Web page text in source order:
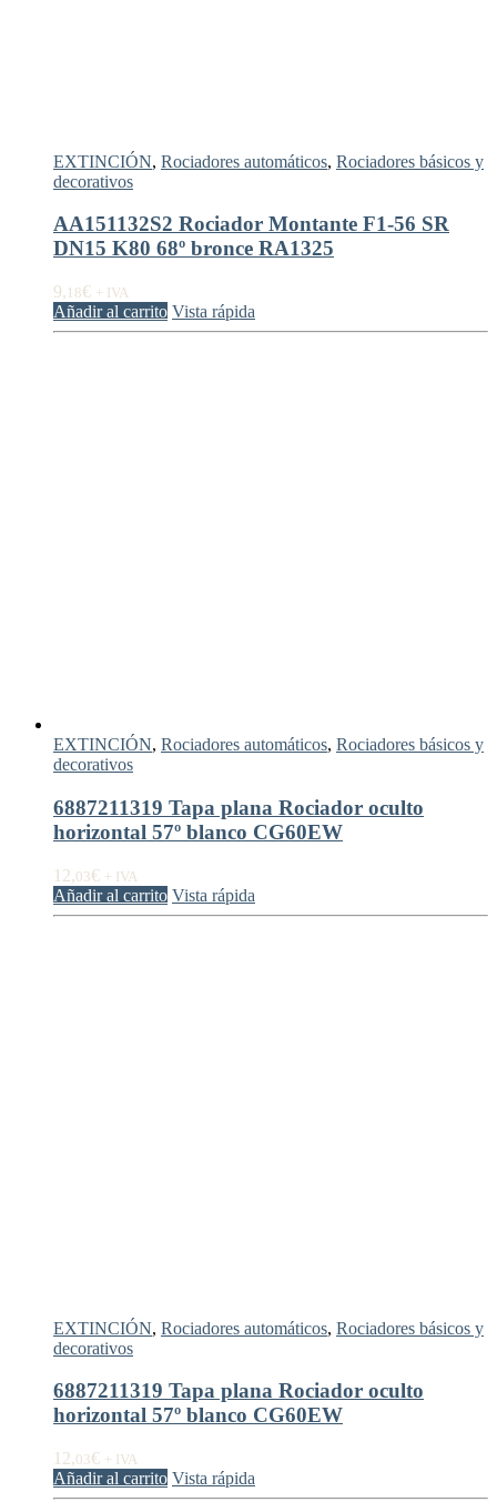
EXTINCIÓN, Rociadores automáticos, Rociadores básicos y
decorativos
AA151132S2 Rociador Montante F1-56 SR
DN15 K80 68º bronce RA1325
9, 18€ + IVA
Añadir al carrito Vista rápida
EXTINCIÓN, Rociadores automáticos, Rociadores básicos y
decorativos
6887211319 Tapa plana Rociador oculto
horizontal 57º blanco CG60EW
12,03€ + IVA
Añadir al carrito Vista rápida
EXTINCIÓN, Rociadores automáticos, Rociadores básicos y
decorativos
6887211319 Tapa plana Rociador oculto
horizontal 57º blanco CG60EW
12,03€ + IVA
Añadir al carrito Vista rápida